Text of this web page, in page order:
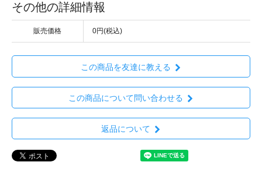
その他の詳細情報
販売価格 0円(税込)
この商品を友達に教える
この商品について問い合わせる
返品について